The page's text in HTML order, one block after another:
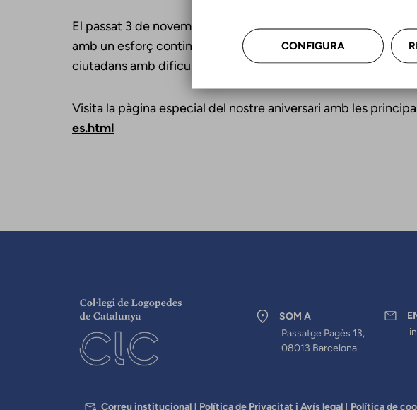
El passat 3 de novembre el Col·legi de Logopedes de
amb un esforç continuat per promoure i professionalitzar la
ciutadans amb dificultats de comunicació i deglució.
Visita la pàgina especial del nostre aniversari amb les
es.html
SOM A
Passatge Pagès 13,
08013 Barcelona
PEUCorreu institucional Política de Privacitat i Avís legal Política de
CONFIGURA